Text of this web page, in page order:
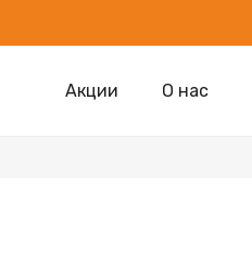
Акции О нас